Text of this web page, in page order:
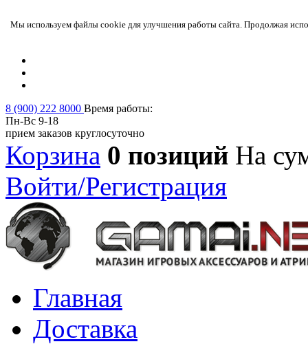
Мы используем файлы cookie для улучшения работы сайта. Продолжая
8 (900) 222 8000 Время работы:
Пн-Вс 9-18
прием заказов круглосуточно
Корзина 0 позиций На
Войти/Регистрация
Главная
Доставка